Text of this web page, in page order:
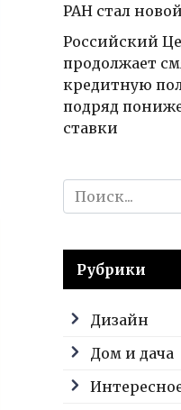
РАН стал
Российский
продолжает
кредитную
подряд
ставки
Search
for:
Рубрики
Дизайн
Дом и дача